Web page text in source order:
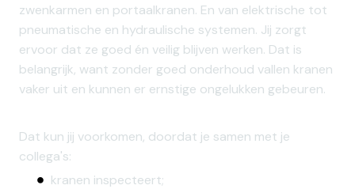
zwenkarmen en portaalkranen. En van elektrische tot
pneumatische en hydraulische systemen. Jij zorgt
ervoor dat ze goed én veilig blijven werken. Dat is
belangrijk, want zonder goed onderhoud vallen kranen
vaker uit en kunnen er ernstige ongelukken gebeuren.
Dat kun jij voorkomen, doordat je samen met je
collega's:
kranen inspecteert;